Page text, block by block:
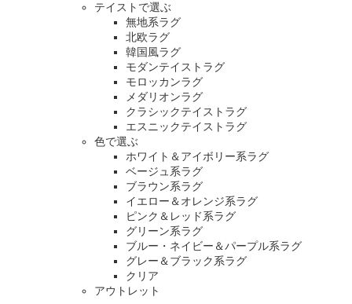
テイストで選ぶ
無地系ラグ
北欧ラグ
韓国風ラグ
モダンテイストラグ
モロッカンラグ
メダリオンラグ
クラシックテイストラグ
エスニックテイストラグ
色で選ぶ
ホワイト＆アイボリー系ラグ
ベージュ系ラグ
ブラウン系ラグ
イエロー＆オレンジ系ラグ
ピンク＆レッド系ラグ
グリーン系ラグ
ブルー・ネイビー＆パープル系ラグ
グレー＆ブラック系ラグ
クリア
アウトレット